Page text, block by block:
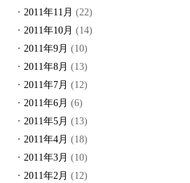
2011年11月 (22)
2011年10月 (14)
2011年9月 (10)
2011年8月 (13)
2011年7月 (12)
2011年6月 (6)
2011年5月 (13)
2011年4月 (18)
2011年3月 (10)
2011年2月 (12)